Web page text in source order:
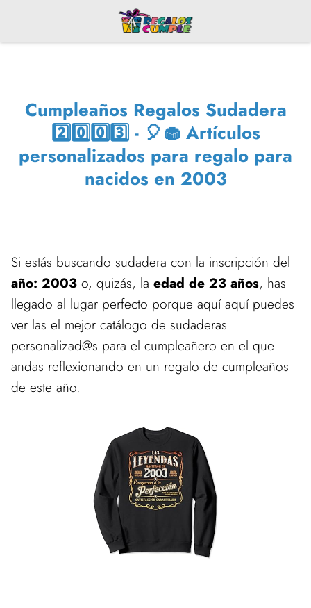
Cumpleaños Regalos Sudadera
2️⃣0️⃣0️⃣3️⃣ - 🎈🧁 Artículos
personalizados para regalo para
nacidos en 2003
Si estás buscando sudadera con la inscripción del
año: 2003 o, quizás, la edad de 23 años, has
llegado al lugar perfecto porque aquí aquí puedes
ver las el mejor catálogo de sudaderas
personalizad@s para el cumpleañero en el que
andas reflexionando en un regalo de cumpleaños
de este año.